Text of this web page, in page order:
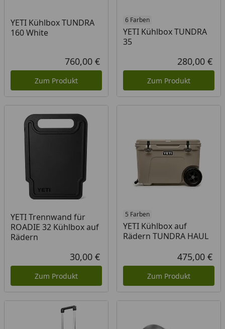
YETI Kühlbox TUNDRA
160 White
Aktueller Preis
760,00 €
Zum Produkt
6 Farben
YETI Kühlbox TUNDRA
35
280,00 €
Zum Produkt
YETI Trennwand für
ROADIE 32 Kühlbox auf
Rädern
Aktueller Preis
30,00 €
Zum Produkt
5 Farben
YETI Kühlbox auf
Rädern TUNDRA HAUL
475,00 €
Zum Produkt